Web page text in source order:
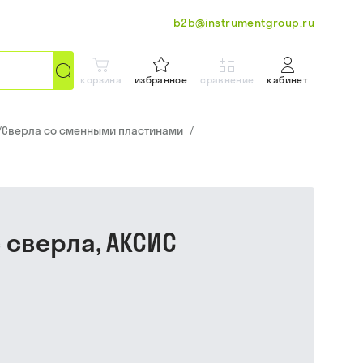
b2b@instrumentgroup.ru
корзина избранное сравнение кабинет
Сверла со сменными пластинами /
сверла, АКСИС